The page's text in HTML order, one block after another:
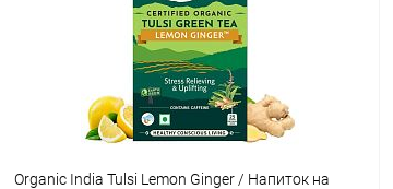
Купить в 1 клик Сравнение
Под заказ
Organic India Tulsi Lemon Ginger / Напиток на